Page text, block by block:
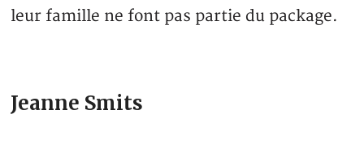
leur famille ne font pas partie du package.
Jeanne Smits